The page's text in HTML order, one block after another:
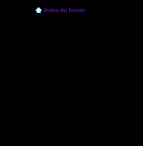
Index du forum